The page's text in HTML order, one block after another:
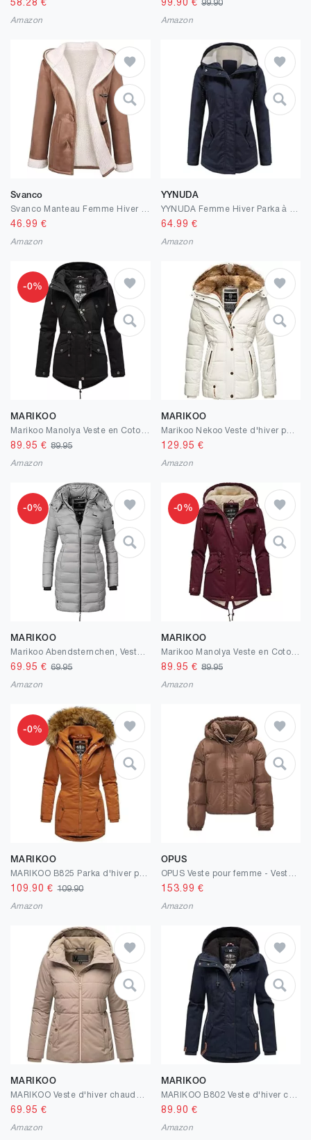
58.28 €
Amazon
99.90 € 99.90
Amazon
Svanco
46.99 €
Amazon
YYNUDA
64.99 €
Amazon
-0%
MARIKOO
89.95 €89.95
Amazon
MARIKOO
129.95 €
Amazon
-0%
MARIKOO
69.95 €69.95
Amazon
-0%
MARIKOO
89.95 € 89.95
Amazon
-0%
MARIKOO
109.90 €109.90
Amazon
OPUS
153.99 €
Amazon
MARIKOO
69.95 €
Amazon
MARIKOO
89.90 €
Amazon